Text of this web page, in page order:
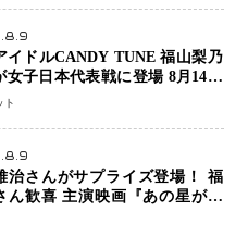
イドルCANDY TUNE 福山梨乃
女子日本代表戦に登場 8月14日
不動産カップ」でスペシャルゲ
ト
治さんがサプライズ登場！ 福
ん歓喜 主演映画『あの星が降
、君とまた出会いたい。』舞台